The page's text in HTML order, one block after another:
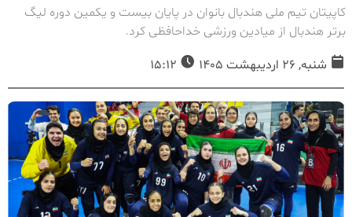
کاپیتان تیم ملی هندبال بانوان در پایان بیست و یکمین دوره لیگ
برتر هندبال از میادین ورزشی خداحافظی کرد.
شنبه, 26 اردیبهشت 1405